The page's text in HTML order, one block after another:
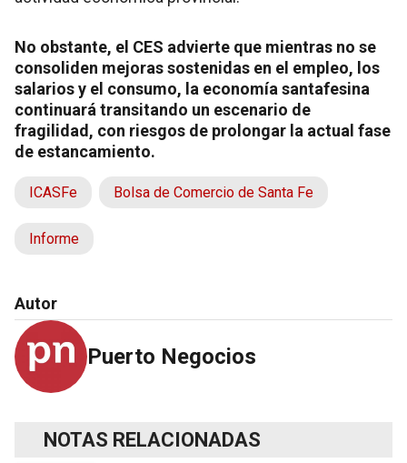
No obstante, el CES advierte que mientras no se
consoliden mejoras sostenidas en el empleo, los
salarios y el consumo, la economía santafesina
continuará transitando un escenario de
fragilidad, con riesgos de prolongar la actual fase
de estancamiento.
ICASFe Bolsa de Comercio de Santa Fe
Informe
Autor
Puerto Negocios
NOTAS RELACIONADAS